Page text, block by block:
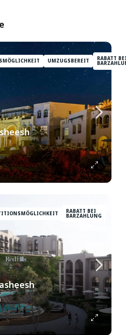
UMZUGSBEREIT RABATT
RABATT BEI
BARZAHLUNG